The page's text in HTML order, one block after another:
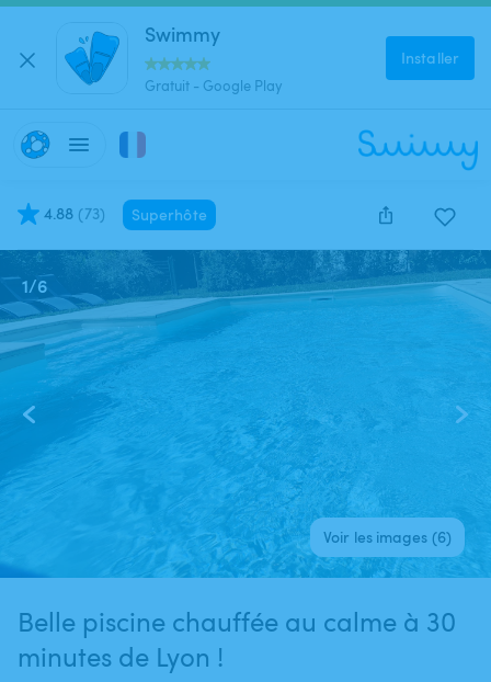
Swimmy
Gratuit - Google Play
Installer
4.88 (73) Superhôte
1/6
Voir les images (6)
Belle piscine chauffée au calme à 30
minutes de Lyon !